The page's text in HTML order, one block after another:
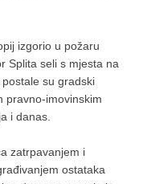
izgorio u požaru
Splita seli s mjesta na
su gradski
pravno-imovinskim
i danas.
zatrpavanjem i
ostataka